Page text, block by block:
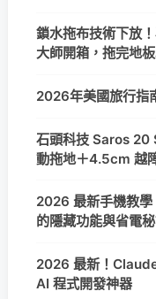
鎖水拖布技術下放
大師開箱，拖完地
2026年美國旅行指
石頭科技 Saros 20
動拖地＋4.5cm 越
2026 最新手機教
的隱藏功能與省電
2026 最新！
AI 程式開發神器